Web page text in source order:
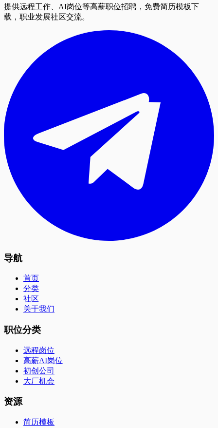
提供远程工作、AI岗位等高薪职位招聘，免费简历模板下
载，职业发展社区交流。
导航
首页
分类
社区
关于我们
职位分类
远程岗位
高薪AI岗位
初创公司
大厂机会
资源
简历模板